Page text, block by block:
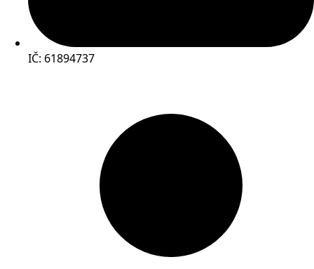
IČ: 61894737